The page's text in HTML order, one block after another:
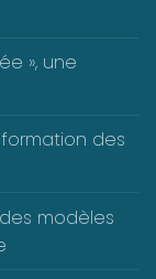
», une
des
modèles